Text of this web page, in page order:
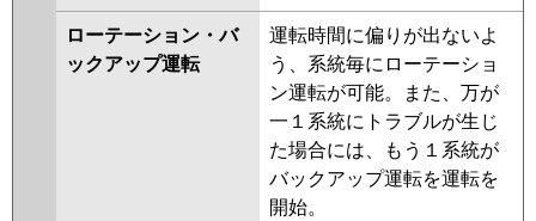
ローテーション・バ
ックアップ運転
運転時間に偏りが出ないよ
う、系統毎にローテーショ
ン運転が可能。また、万が
一１系統にトラブルが生じ
た場合には、もう１系統が
バックアップ運転を運転を
開始。